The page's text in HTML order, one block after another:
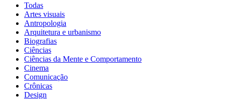
Todas
Artes visuais
Antropologia
Arquitetura e urbanismo
Biografias
Ciências
Ciências da Mente e Comportamento
Cinema
Comunicação
Crônicas
Design